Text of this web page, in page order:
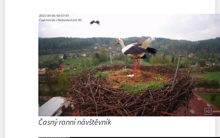
Časný ranní návštěvník